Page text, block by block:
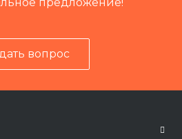
предложение!
вопрос